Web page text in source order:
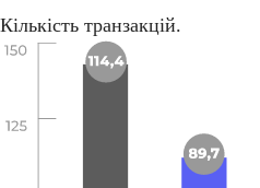
Кількість транзакцій.